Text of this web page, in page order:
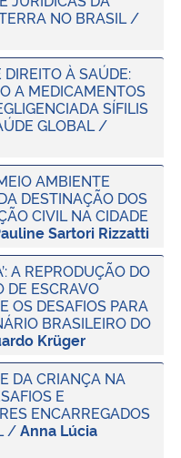
NO BRASIL /
À SAÚDE:
A MEDICAMENTOS
SÍFILIS
GLOBAL /
AMBIENTE
DESTINAÇÃO DOS
CIVIL NA CIDADE
Sartori Rizzatti
A REPRODUÇÃO DO
DE ESCRAVO
OS DESAFIOS PARA
BRASILEIRO DO
Krüger
DA CRIANÇA NA
E
ENCARREGADOS
/Anna Lúcia